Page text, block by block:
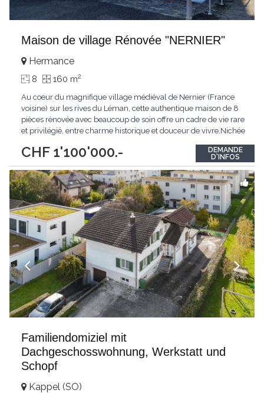
Maison de village Rénovée "NERNIER"
CHF 1'100'000.-
Hermance
8 160 m2
Au coeur du magnifique village médiéval de Nernier (France
voisine) sur les rives du Léman, cette authentique maison de 8
pièces rénovée avec beaucoup de soin offre un cadre de vie rare
et privilégié, entre charme historique et douceur de vivre.Nichée
d'un environnement calme, à quelques mètres seulement du
lac et du port.Dès...
DEMANDE
D'INFOS
Familiendomiziel mit
Dachgeschosswohnung, Werkstatt und
Schopf
Kappel (SO)